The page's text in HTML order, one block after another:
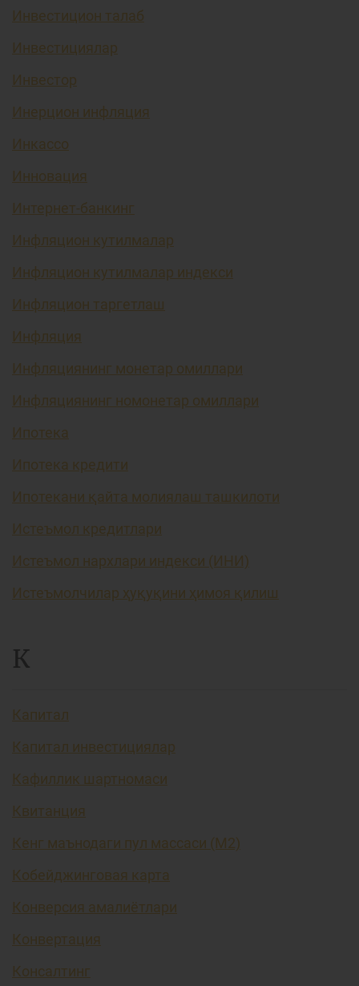
Инвестицион талаб
Инвестициялар
Инвестор
Инерцион инфляция
Инкассо
Инновация
Интернет-банкинг
Инфляцион кутилмалар
Инфляцион кутилмалар индекси
Инфляцион таргетлаш
Инфляция
Инфляциянинг монетар омиллари
Инфляциянинг номонетар омиллари
Ипотека
Ипотека кредити
Ипотекани қайта молиялаш ташкилоти
Истеъмол кредитлари
Истеъмол нархлари индекси (ИНИ)
Истеъмолчилар ҳуқуқини ҳимоя қилиш
К
Капитал
Капитал инвестициялар
Кафиллик шартномаси
Квитанция
Кенг маънодаги пул массаси (М2)
Кобейджинговая карта
Конверсия амалиётлари
Конвертация
Консалтинг